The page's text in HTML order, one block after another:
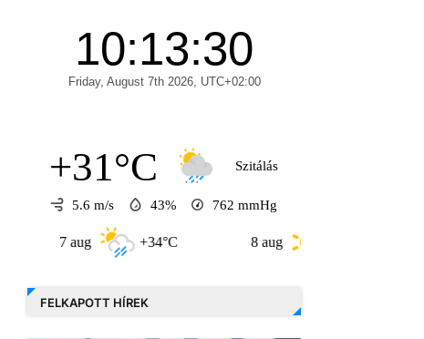
+31°C Szitálás
5.6 m/s 43% 762 mmHg
+34°C +31°C
FELKAPOTT HÍREK